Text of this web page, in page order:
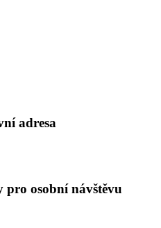
adresa
pro osobní návštěvu